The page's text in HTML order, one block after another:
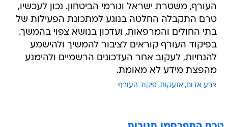
העורף, משטרת ישראל וגורמי הביטחון. נכון לעכשיו,
טרם התקבלה החלטה בנוגע למתכונת הפעילות של
בתי החולים והמרפאות, ועדכון בנושא צפוי בהמשך.
בפיקוד העורף קוראים לציבור להמשיך ולהישמע
להנחיות, לעקוב אחר העדכונים הרשמיים ולהימנע
מהפצת מידע לא מאומת.
צבע אדום אזעקות פיקוד העורף